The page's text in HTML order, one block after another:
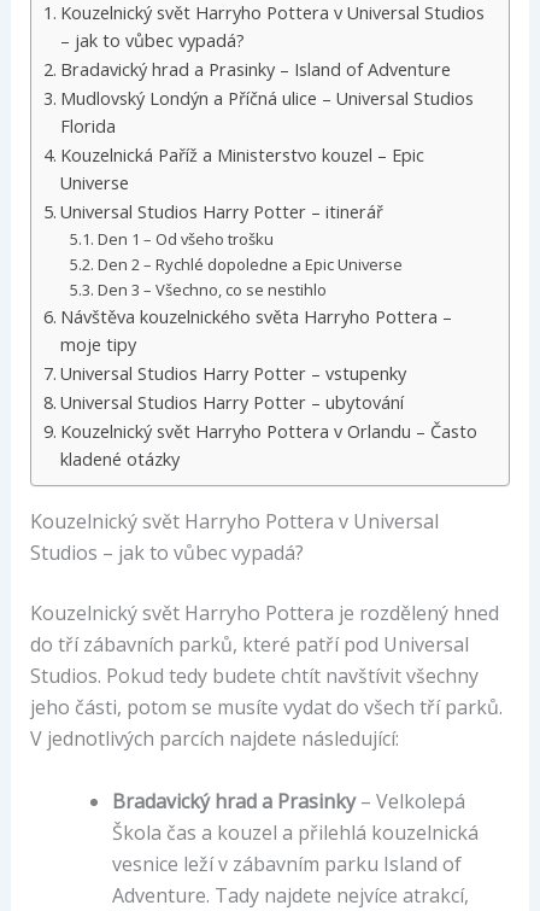
Kouzelnický svět Harryho Pottera v Universal Studios
– jak to vůbec vypadá?
Bradavický hrad a Prasinky – Island of Adventure
Mudlovský Londýn a Příčná ulice – Universal Studios
Florida
Kouzelnická Paříž a Ministerstvo kouzel – Epic
Universe
Universal Studios Harry Potter – itinerář
Den 1 – Od všeho trošku
Den 2 – Rychlé dopoledne a Epic Universe
Den 3 – Všechno, co se nestihlo
Návštěva kouzelnického světa Harryho Pottera –
moje tipy
Universal Studios Harry Potter – vstupenky
Universal Studios Harry Potter – ubytování
Kouzelnický svět Harryho Pottera v Orlandu – Často
kladené otázky
Kouzelnický svět Harryho Pottera v Universal
Studios – jak to vůbec vypadá?
Kouzelnický svět Harryho Pottera je rozdělený hned
do tří zábavních parků, které patří pod Universal
Studios. Pokud tedy budete chtít navštívit všechny
jeho části, potom se musíte vydat do všech tří parků.
V jednotlivých parcích najdete následující:
Bradavický hrad a Prasinky– Velkolepá
Škola čas a kouzel a přilehlá kouzelnická
vesnice leží v zábavním parku Island of
Adventure. Tady najdete nejvíce atrakcí,